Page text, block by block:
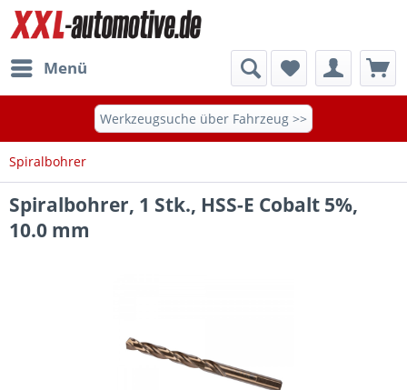
Menü
Werkzeugsuche über Fahrzeug >>
Spiralbohrer
Spiralbohrer, 1 Stk., HSS-E Cobalt 5%,
10.0 mm